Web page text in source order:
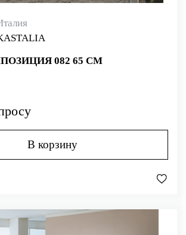
082 65 СМ
В корзину